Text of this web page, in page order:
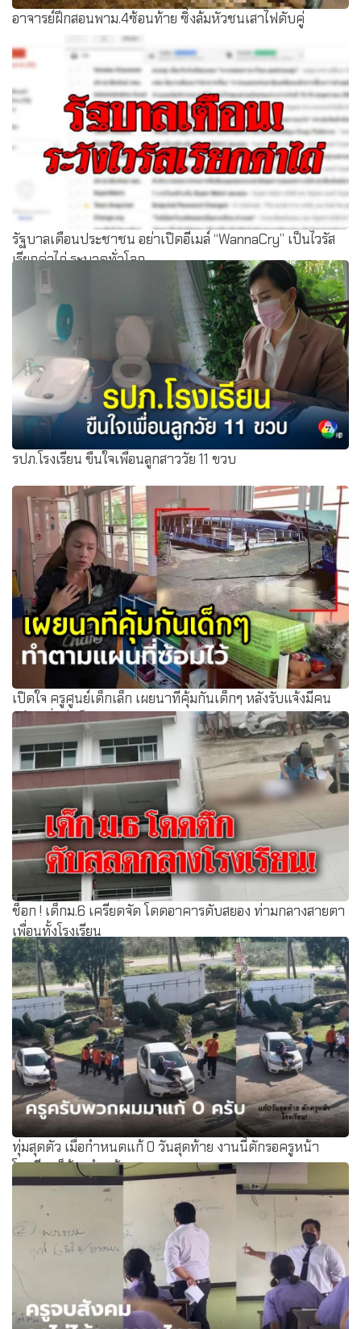
อาจารย์ฝึกสอนพาม.4ซ้อนท้าย ซิ่งล้มหัวชนเสาไฟดับคู่
รัฐบาลเตือนประชาชน อย่าเปิดอีเมล์ “WannaCry” เป็นไวรัส
เรียกค่าไถ่ ระบาดทั่วโลก
รปภ.โรงเรียน ขืนใจเพื่อนลูกสาววัย 11 ขวบ
เปิดใจ ครูศูนย์เด็กเล็ก เผยนาทีคุ้มกันเด็กๆ หลังรับแจ้งมีคน
คลุ้มคลั่ง รีบล็อกทุกจุด
ช็อก ! เด็กม.6 เครียดจัด โดดอาคารดับสยอง ท่ามกลางสายตา
เพื่อนทั้งโรงเรียน
ทุ่มสุดตัว เมื่อกำหนดแก้ 0 วันสุดท้าย งานนี้ดักรอครูหน้า
โรงเรียนก็ต้องทำแล้ว